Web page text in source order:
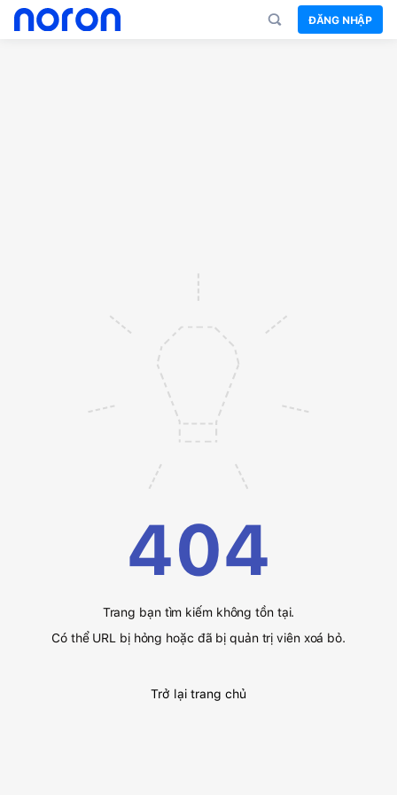
ĐĂNG NHẬP
404
Trang bạn tìm kiếm không tồn tại.
Có thể URL bị hỏng hoặc đã bị quản trị viên xoá bỏ.
Trở lại trang chủ